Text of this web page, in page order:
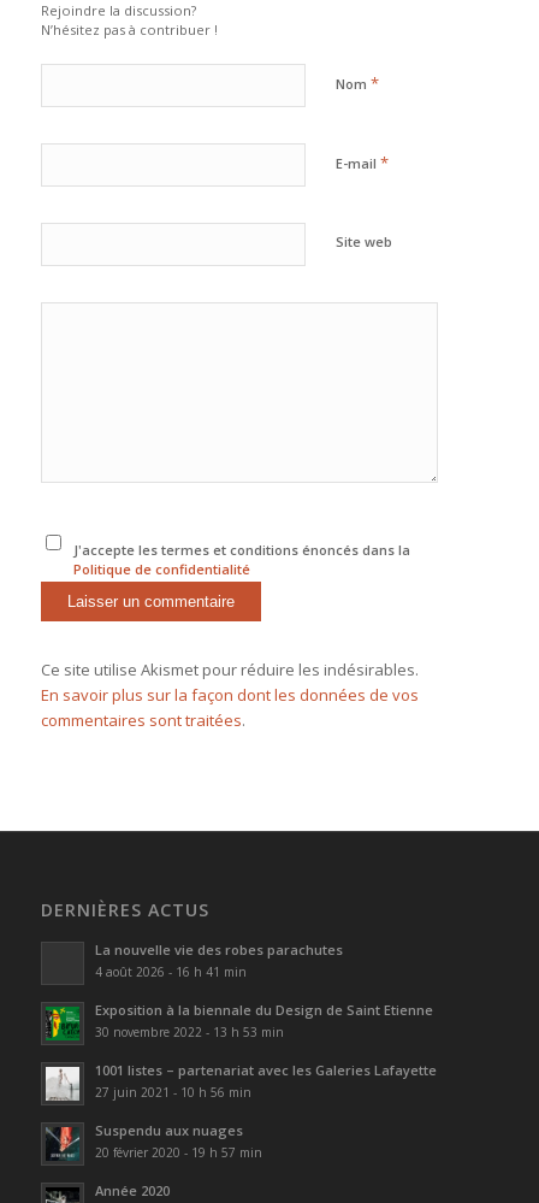
Rejoindre la discussion?
N’hésitez pas à contribuer !
Nom *
E-mail *
Site web
J'accepte les termes et conditions énoncés dans la
Politique de confidentialité
Ce site utilise Akismet pour réduire les indésirables.
En savoir plus sur la façon dont les données de vos
commentaires sont traitées.
DERNIÈRES ACTUS
La nouvelle vie des robes parachutes
4 août 2026 - 16 h 41 min
Exposition à la biennale du Design de Saint Etienne
30 novembre 2022 - 13 h 53 min
1001 listes – partenariat avec les Galeries Lafayette
27 juin 2021 - 10 h 56 min
Suspendu aux nuages
20 février 2020 - 19 h 57 min
Année 2020